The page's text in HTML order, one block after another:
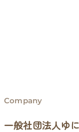
Company
一般社団法人ゆ